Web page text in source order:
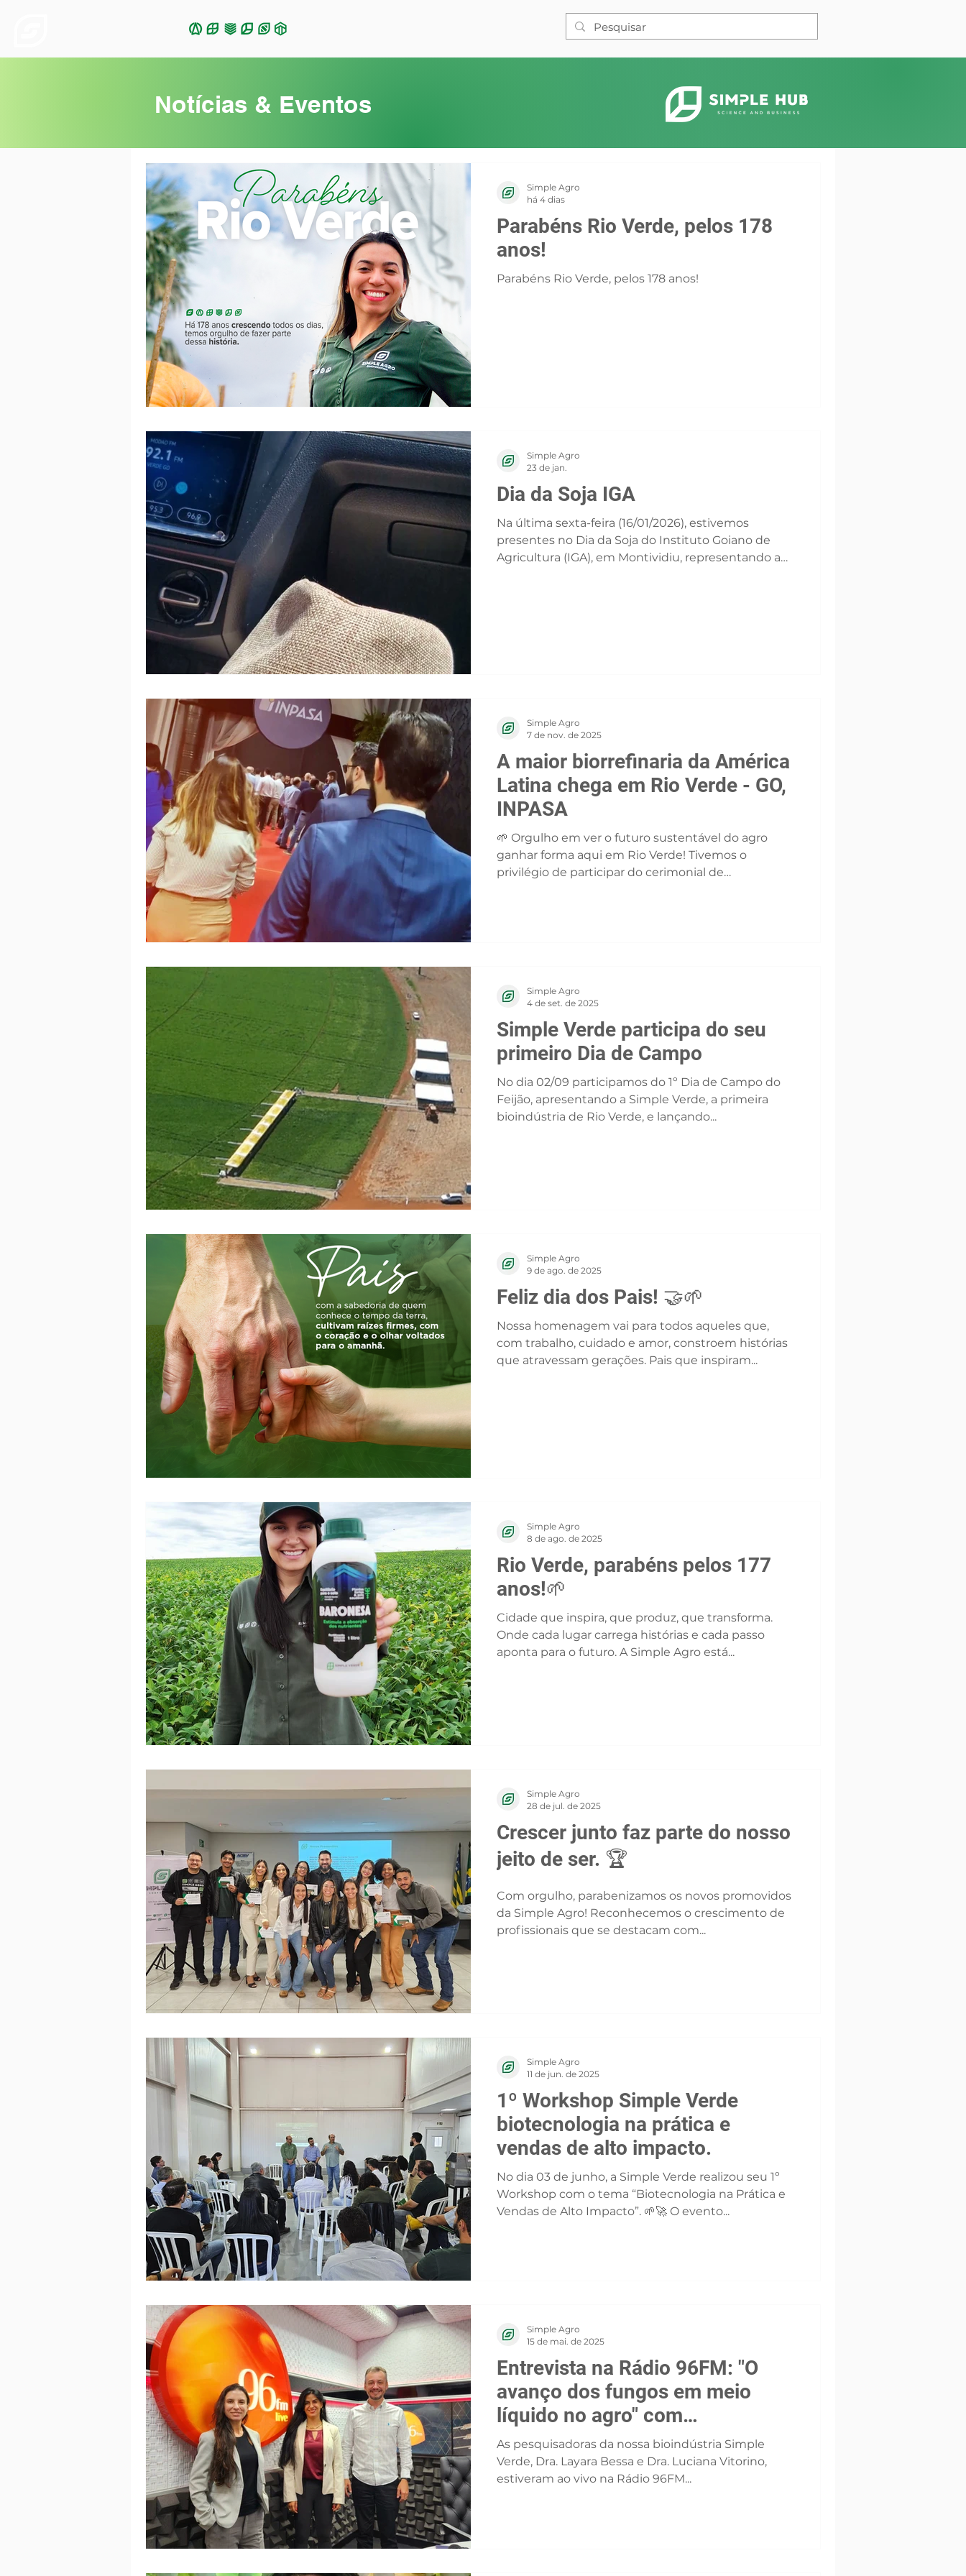
Notícias & Eventos
Parabéns Rio Verde, pelos 178
anos!
Parabéns Rio Verde, pelos 178 anos!
Simple Agro
há 4 dias
Dia da Soja IGA
Na última sexta-feira (16/01/2026), estivemos
presentes no Dia da Soja do Instituto Goiano de
Agricultura (IGA), em Montividiu, representando a
Simple Agro
23 de jan.
A maior biorrefinaria da América
Latina chega em Rio Verde - GO,
INPASA
🌱 Orgulho em ver o futuro sustentável do agro
ganhar forma aqui em Rio Verde! Tivemos o
privilégio de participar do cerimonial de
desenvolvimento do agronegócio brasileiro. 🌱
Simple Agro
7 de nov. de 2025
Simple Verde participa do seu
primeiro Dia de Campo
No dia 02/09 participamos do 1º Dia de Campo do
Feijão, apresentando a Simple Verde, a primeira
bioindústria de Rio Verde, e lançando...
Simple Agro
4 de set. de 2025
Feliz dia dos Pais! 🤝🌱
Nossa homenagem vai para todos aqueles que,
com trabalho, cuidado e amor, constroem histórias
que atravessam gerações. Pais que inspiram...
Simple Agro
9 de ago. de 2025
Rio Verde, parabéns pelos 177
anos!🌱
Cidade que inspira, que produz, que transforma.
Onde cada lugar carrega histórias e cada passo
aponta para o futuro. A Simple Agro está...
Simple Agro
8 de ago. de 2025
Crescer junto faz parte do nosso
jeito de ser. 🏆
Com orgulho, parabenizamos os novos promovidos
da Simple Agro! Reconhecemos o crescimento de
profissionais que se destacam com...
Simple Agro
28 de jul. de 2025
1º Workshop Simple Verde
biotecnologia na prática e
vendas de alto impacto.
No dia 03 de junho, a Simple Verde realizou seu 1º
Workshop com o tema “Biotecnologia na Prática e
Vendas de Alto Impacto”. 🌱🚀 O evento...
Simple Agro
11 de jun. de 2025
Entrevista na Rádio 96FM: "O
avanço dos fungos em meio
líquido no agro" com
pesquisadoras da Simple Verde
As pesquisadoras da nossa bioindústria Simple
Verde, Dra. Layara Bessa e Dra. Luciana Vitorino,
estiveram ao vivo na Rádio 96FM...
Simple Agro
15 de mai. de 2025